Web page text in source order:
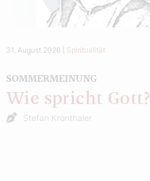
31. August 2026 Spiritualität
SOMMERMEINUNG
Wie spricht Gott?
Stefan Kronthaler